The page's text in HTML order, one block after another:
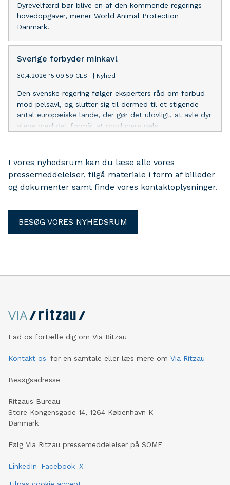
Dyrevelfærd bør blive en af den kommende regerings
hovedopgaver, mener World Animal Protection
Danmark.
Sverige forbyder minkavl
30.4.2026 15:09:59 CEST | Nyhed
Den svenske regering følger eksperters råd om forbud
mod pelsavl, og slutter sig til dermed til et stigende
antal europæiske lande, der gør det ulovligt, at avle dyr
alene med det formål at producere pels.
I vores nyhedsrum kan du læse alle vores
pressemeddelelser, tilgå materiale i form af billeder
og dokumenter samt finde vores kontaktoplysninger.
BESØG VORES NYHEDSRUM
Lad os fortælle dig om Via Ritzau
Kontakt os for en samtale eller læs mere om Via Ritzau
Besøgsadresse
Ritzaus Bureau
Store Kongensgade 14, 1264 København K
Danmark
Følg Via Ritzau pressemeddelelser på SOME
LinkedIn Facebook X